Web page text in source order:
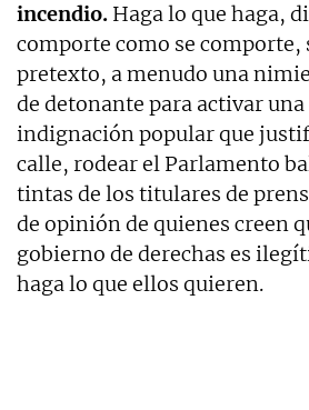
incendio. Haga lo que haga,
comporte como se comporte,
pretexto, a menudo una
de detonante para activar una
indignación popular que
calle, rodear el Parlamento
tintas de los titulares de
de opinión de quienes creen
gobierno de derechas es
haga lo que ellos quieren.